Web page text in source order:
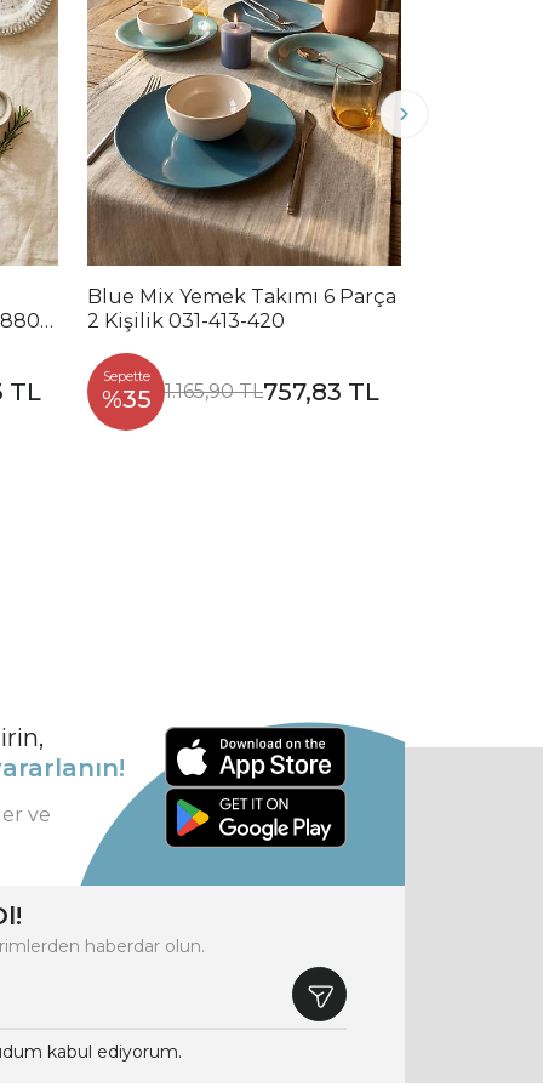
TL
Blue Mix Yemek Takımı 6 Parça
2 Kişilik 031-413-420
Sepette
%35 1.165,90 TL757,83 TL
ve
haberdar olun.
kabul ediyorum.